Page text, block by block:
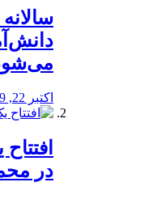
اکتبر 22, 2019
در